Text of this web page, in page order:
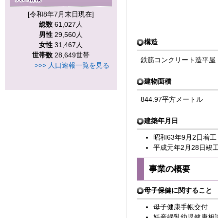
[令和8年7月末日現在]
総数 61,027人
男性 29,560人
女性 31,467人
世帯数 28,649世帯
>>> 人口速報一覧を見る
構造
鉄筋コンクリート造平屋
建物面積
844.97平方メートル
建築年月日
昭和63年9月2日着工
平成元年2月28日竣
事業の概要
母子保健に関すること
母子健康手帳交付